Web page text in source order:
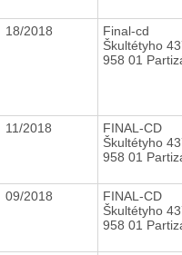
18/2018
Final-cd
Škultétyho
958 01
11/2018
FINAL-CD
Škultétyho
958 01
09/2018
FINAL-CD
Škultétyho
958 01